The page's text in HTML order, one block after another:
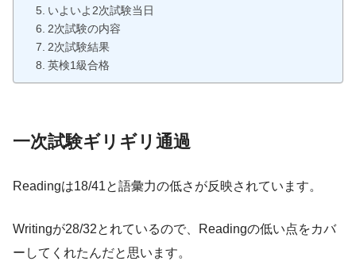
いよいよ2次試験当日
2次試験の内容
2次試験結果
英検1級合格
一次試験ギリギリ通過
Readingは18/41と語彙力の低さが反映されています。
Writingが28/32とれているので、Readingの低い点をカバ
ーしてくれたんだと思います。